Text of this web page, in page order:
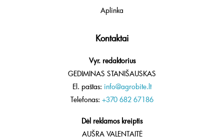
Aplinka
Kontaktai
Vyr. redaktorius
GEDIMINAS STANIŠAUSKAS
El. paštas: info@agrobite.lt
Telefonas: +370 682 67186
Dėl reklamos kreiptis
AUŠRA VALENTAITĖ